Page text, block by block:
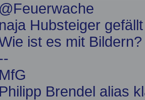
@Feuerwache
naja Hubsteiger
ist es mit Bildern?
MfG
Philipp Brendel alias